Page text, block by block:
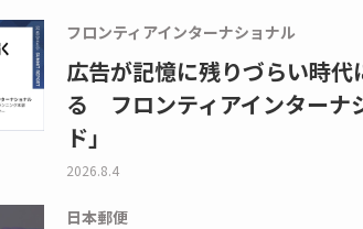
フロンティアインターナショナル
広告が記憶に残りづらい時
る フロンティアインターナ
ド」
2026.8.4
日本郵便